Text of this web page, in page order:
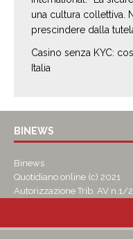
una cultura collettiva.
prescindere dalla
Casino senza KYC:
Italia
BINEWS
Binews
Quotidiano online (c) 2021
Autorizzazione Trib. AV n.1/